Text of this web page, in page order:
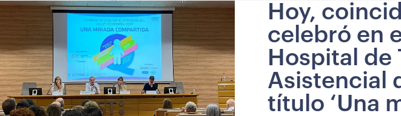
Hoy,
celebró en
Hospital de
Asistencial
título ‘Una